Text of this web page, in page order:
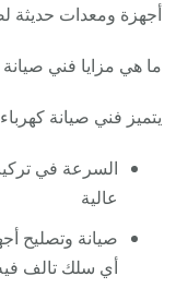
أجهزة ومعدات حديثة
ما هي مزايا فني صيانة
يتميز فني صيانة
السرعة في
عالية
صيانة وتصليح
أي سلك تالف